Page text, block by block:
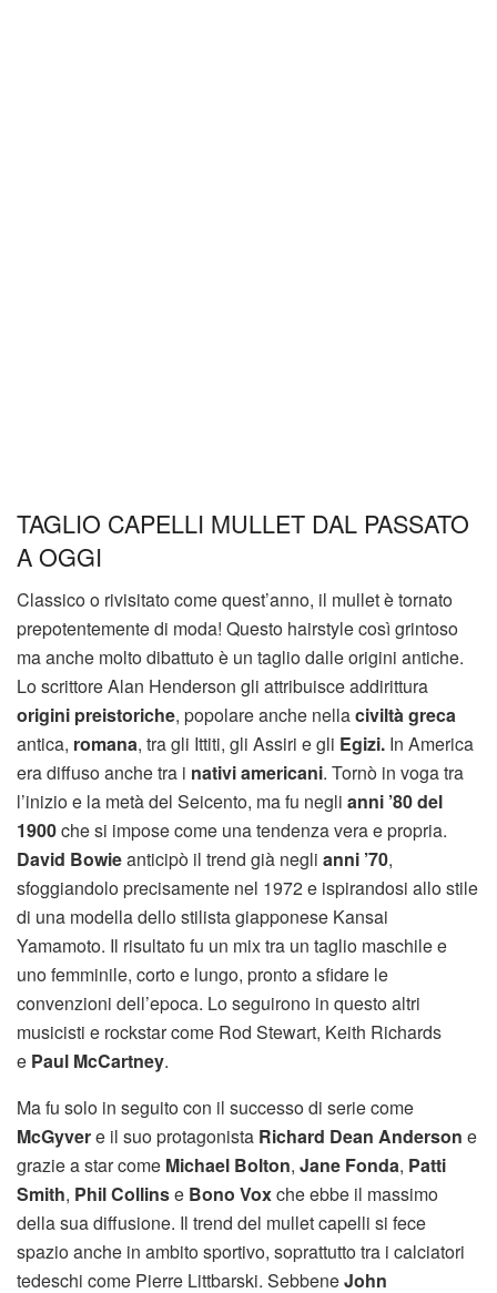
TAGLIO CAPELLI MULLET DAL PASSATO
A OGGI
Classico o rivisitato come quest’anno, il mullet è tornato
prepotentemente di moda! Questo hairstyle così grintoso
ma anche molto dibattuto è un taglio dalle origini antiche.
Lo scrittore Alan Henderson gli attribuisce addirittura
origini preistoriche, popolare anche nellaciviltà greca
antica, romana, tra gli Ittiti, gli Assiri e gli Egizi. In America
era diffuso anche tra i nativi americani. Tornò in voga tra
l’inizio e la metà del Seicento, ma fu negli anni ’80 del
1900che si impose come una tendenza vera e propria.
David Bowieanticipò il trend già negli anni ’70,
sfoggiandolo precisamente nel 1972 e ispirandosi allo stile
di una modella dello stilista giapponese Kansai
Yamamoto. Il risultato fu un mix tra un taglio maschile e
uno femminile, corto e lungo, pronto a sfidare le
convenzioni dell’epoca. Lo seguirono in questo altri
musicisti e rockstar come Rod Stewart, Keith Richards
e Paul McCartney.
Ma fu solo in seguito con il successo di serie come
McGyvere il suo protagonista Richard Dean Anderson e
grazie a star come Michael Bolton, Jane Fonda, Patti
Smith, Phil Collinse Bono Voxche ebbe il massimo
della sua diffusione. Il trend del mullet capelli si fece
spazio anche in ambito sportivo, soprattutto tra i calciatori
tedeschi come Pierre Littbarski. SebbeneJohn